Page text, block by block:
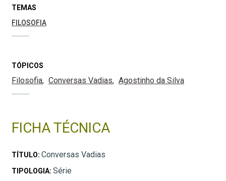
TEMAS
FILOSOFIA
TÓPICOS
Filosofia Conversas Vadias Agostinho da Silva
FICHA TÉCNICA
TÍTULO: Conversas Vadias
TIPOLOGIA: Série